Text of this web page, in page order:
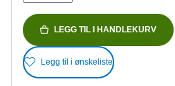
LEGG TIL I HANDLEKURV
Legg til i ønskeliste